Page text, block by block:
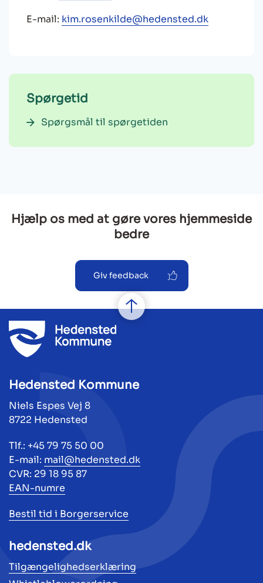
E-mail: kim.rosenkilde@hedensted.dk
Spørgetid
Spørgsmål til spørgetiden
Hjælp os med at gøre vores hjemmeside
bedre
Giv feedback
Hedensted Kommune
Niels Espes Vej 8
8722 Hedensted
Tlf.: +45 79 75 50 00
E-mail: mail@hedensted.dk
CVR: 29 18 95 87
EAN-numre
Bestil tid i Borgerservice
hedensted.dk
Tilgængelighedserklæring